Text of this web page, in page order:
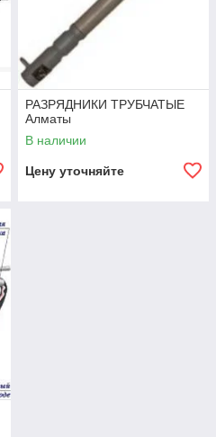
РАЗРЯДНИКИ ТРУБЧАТЫЕ
Алматы
В наличии
Цену уточняйте